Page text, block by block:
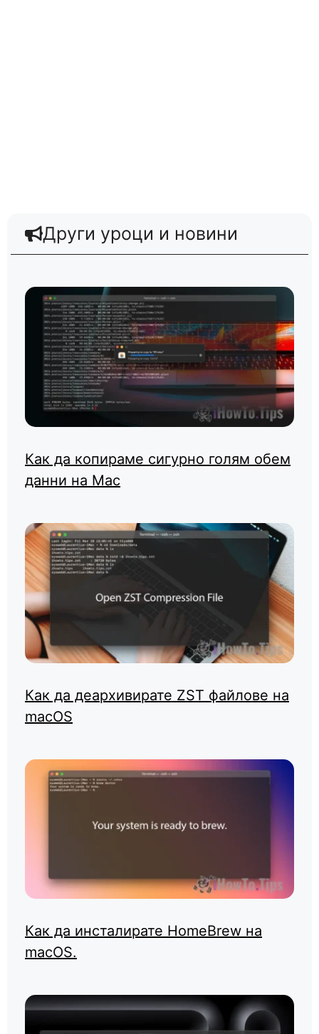
Други уроци и новини
Как да копираме сигурно голям обем
данни на Mac
Как да деархивирате ZST файлове на
macOS
Как да инсталирате HomeBrew на
macOS.